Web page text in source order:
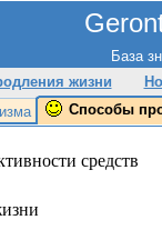
База
жизни
Способы
средств